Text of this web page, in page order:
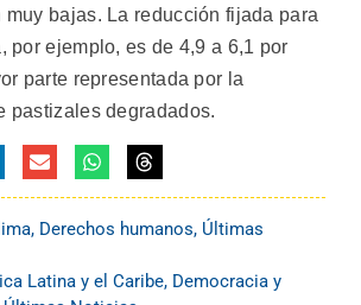
bajas. La reducción fijada para
por ejemplo, es de 4,9 a 6,1 por
parte representada por la
pastizales degradados.
, Derechos humanos, Últimas
Latina y el Caribe, Democracia y